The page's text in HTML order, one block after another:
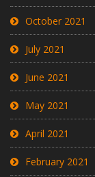
October 2021
July 2021
June 2021
May 2021
April 2021
February 2021